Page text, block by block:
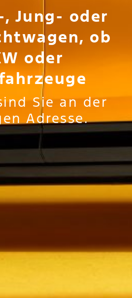
KONTRASTE
, Jung- oder
ob
oder
Sie an der
Adresse.